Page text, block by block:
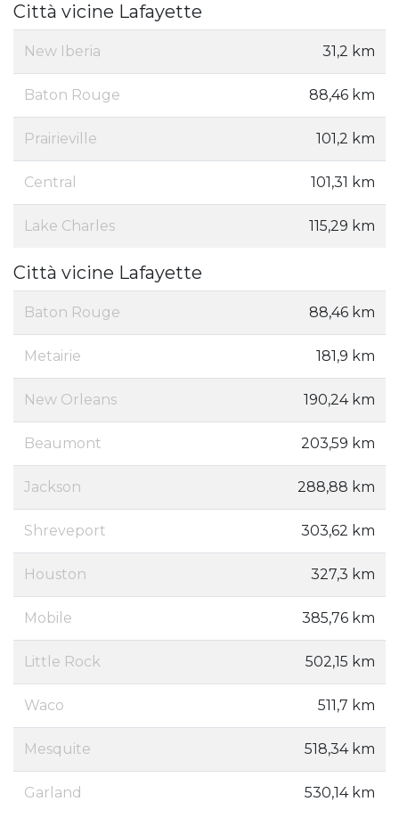
Città vicine Lafayette
New Iberia 31,2 km
Baton Rouge 88,46 km
Prairieville 101,2 km
Central 101,31 km
Lake Charles 115,29 km
Città vicine Lafayette
Baton Rouge 88,46 km
Metairie 181,9 km
New Orleans 190,24 km
Beaumont 203,59 km
Jackson 288,88 km
Shreveport 303,62 km
Houston 327,3 km
Mobile 385,76 km
Little Rock 502,15 km
Waco 511,7 km
Mesquite 518,34 km
Garland 530,14 km